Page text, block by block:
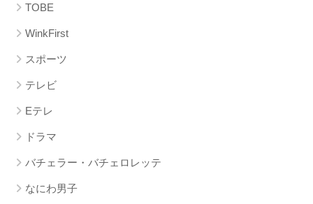
TOBE
WinkFirst
スポーツ
テレビ
Eテレ
ドラマ
バチェラー・バチェロレッテ
なにわ男子